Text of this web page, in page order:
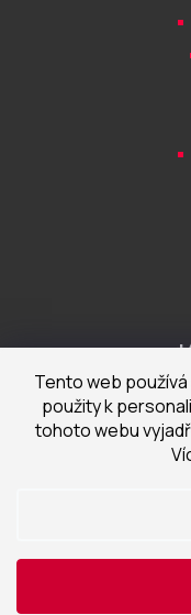
Tento web
použity k
tohoto webu